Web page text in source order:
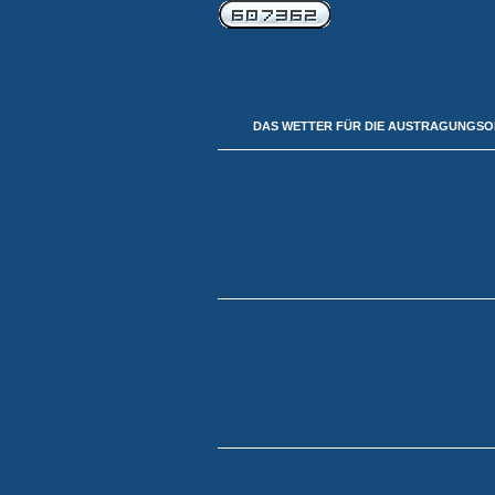
DAS WETTER FÜR DIE